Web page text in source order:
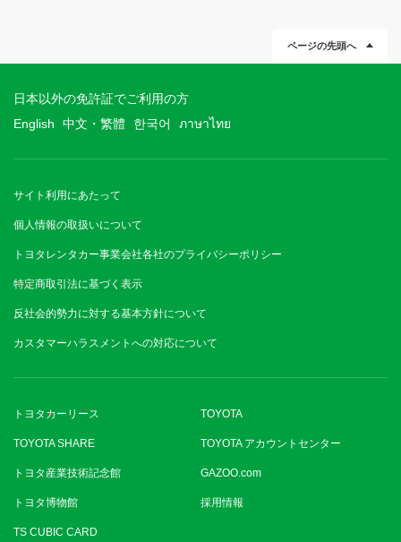
ページの先頭へ
日本以外の免許証でご利用の方
English
中文・繁體 한국어 ภาษาไทย
サイト利用にあたって
個人情報の取扱いについて
トヨタレンタカー事業会社各社のプライバシーポリシー
特定商取引法に基づく表示
反社会的勢力に対する基本方針について
カスタマーハラスメントへの対応について
トヨタカーリース TOYOTA
TOYOTA SHARE TOYOTA アカウントセンター
トヨタ産業技術記念館 GAZOO.com
トヨタ博物館 採用情報
TS CUBIC CARD